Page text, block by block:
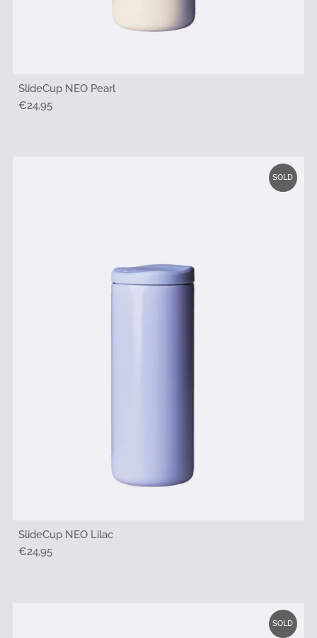
SlideCup NEO Pearl
Regulärer
€24,95
SOLD
SlideCup NEO Lilac
Regulärer
€24,95
SOLD